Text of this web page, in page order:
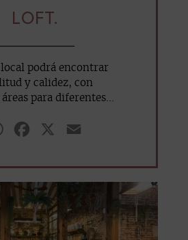
LOFT.
local podrá encontrar
y calidez, con
para diferentes...
WhatsAppFacebook